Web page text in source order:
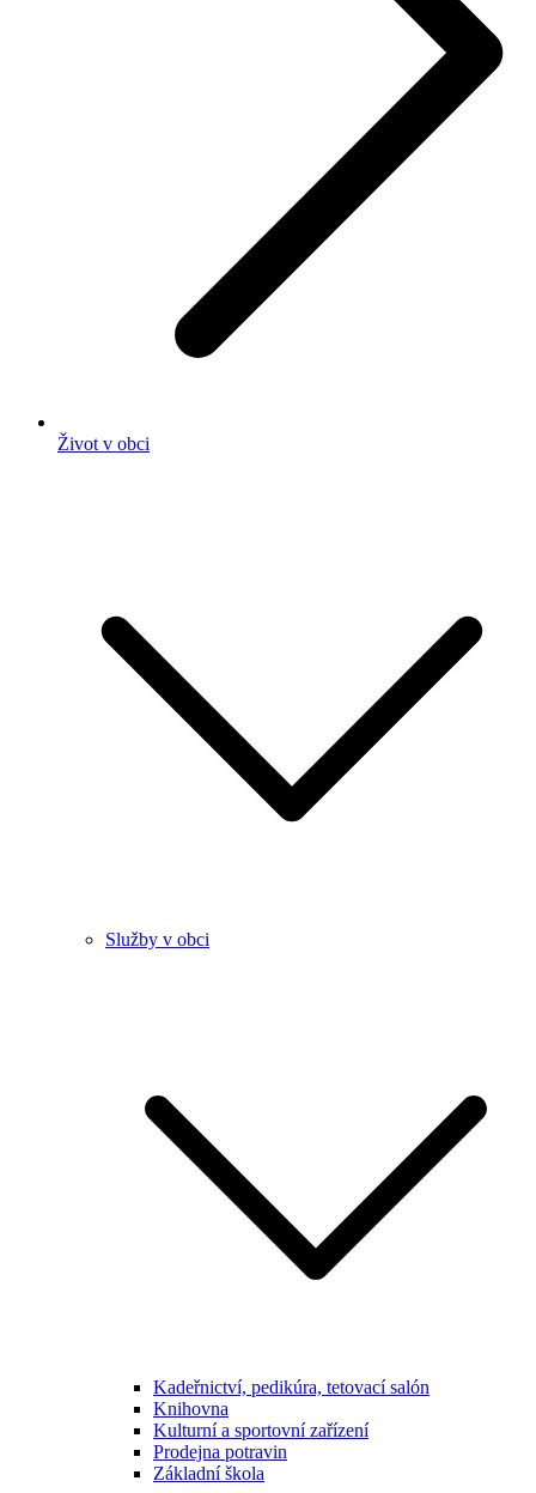
Život v obci
Služby v obci
Kadeřnictví, pedikúra, tetovací salón
Knihovna
Kulturní a sportovní zařízení
Prodejna potravin
Základní škola